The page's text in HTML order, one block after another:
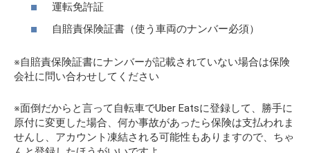
運転免許証
自賠責保険証書（使う車両のナンバー必須）
※自賠責保険証書にナンバーが記載されていない場合は保険
会社に問い合わせしてください
※面倒だからと言って自転車でUber Eatsに登録して、勝手に
原付に変更した場合、何か事故があったら保険は支払われま
せんし、アカウント凍結される可能性もありますので、ちゃ